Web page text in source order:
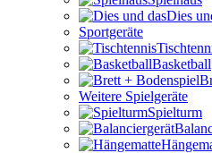
Dies
Sportgeräte
Basketball
Weitere Spielgeräte
Spielturm